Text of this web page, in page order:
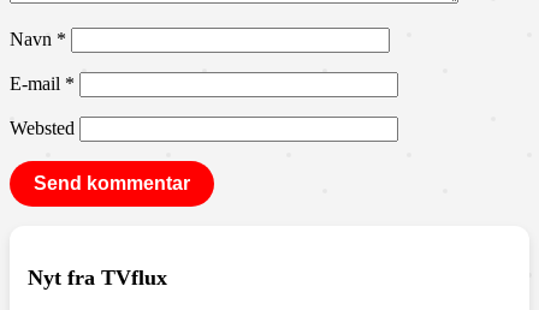
Navn *
E-mail *
Websted
Nyt fra TVflux